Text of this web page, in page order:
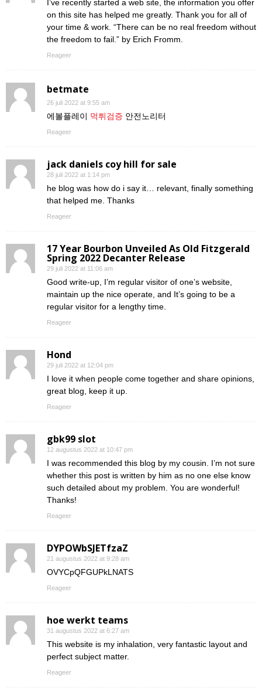
I’ve recently started a web site, the information you offer
on this site has helped me greatly. Thank you for all of
your time & work. “There can be no real freedom without
the freedom to fail.” by Erich Fromm.
Reageer
betmate
26 juli 2022 at 9:55 am
에볼플레이 먹튀검증 안전노리터
Reageer
jack daniels coy hill for sale
28 juli 2022 at 1:14 pm
he blog was how do i say it… relevant, finally something
that helped me. Thanks
Reageer
17 Year Bourbon Unveiled As Old Fitzgerald
Spring 2022 Decanter Release
29 juli 2022 at 11:06 am
Good write-up, I’m regular visitor of one’s website,
maintain up the nice operate, and It’s going to be a
regular visitor for a lengthy time.
Reageer
Hond
29 juli 2022 at 12:04 pm
I love it when people come together and share opinions,
great blog, keep it up.
Reageer
gbk99 slot
12 augustus 2022 at 10:47 pm
I was recommended this blog by my cousin. I’m not sure
whether this post is written by him as no one else know
such detailed about my problem. You are wonderful!
Thanks!
Reageer
DYPOWbSJETfzaZ
21 augustus 2022 at 9:28 am
OVYCpQFGUPkLNATS
Reageer
hoe werkt teams
31 augustus 2022 at 6:27 am
This website is my inhalation, very fantastic layout and
perfect subject matter.
Reageer